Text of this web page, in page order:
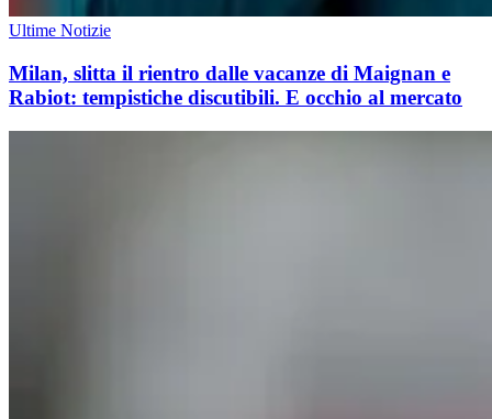
Ultime Notizie
Milan, slitta il rientro dalle vacanze di Maignan e
Rabiot: tempistiche discutibili. E occhio al mercato